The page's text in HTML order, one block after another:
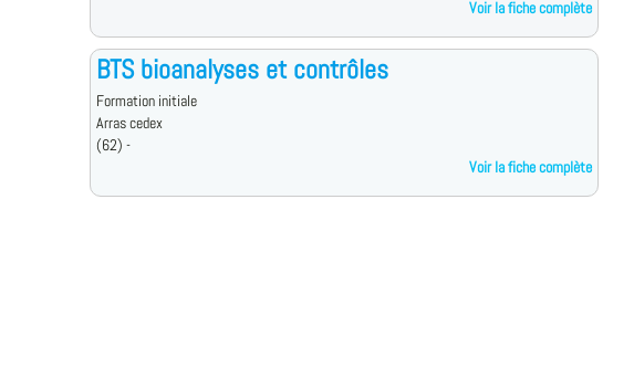
Voir la fiche complète
BTS bioanalyses et contrôles
Formation initiale
Arras cedex
(62) -
Voir la fiche complète